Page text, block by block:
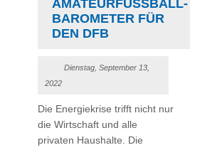
AMATEURFUSSBALL-B
AROMETER FÜR D
EN DFB
Dienstag, September 13,
2022
Die Energiekrise trifft nicht nur
die Wirtschaft und alle
privaten Haushalte. Die